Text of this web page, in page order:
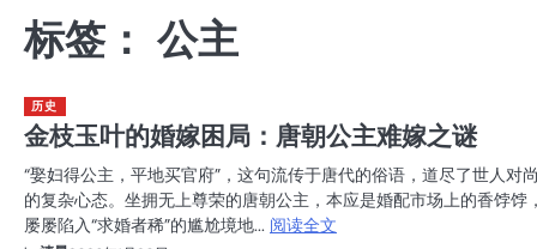
标签： 公主
历史
金枝玉叶的婚嫁困局：唐朝公主难嫁之谜
“娶妇得公主，平地买官府”，这句流传于唐代的俗语，道尽了世人对
的复杂心态。坐拥无上尊荣的唐朝公主，本应是婚配市场上的香饽饽
屡屡陷入“求婚者稀”的尴尬境地... 阅读全文